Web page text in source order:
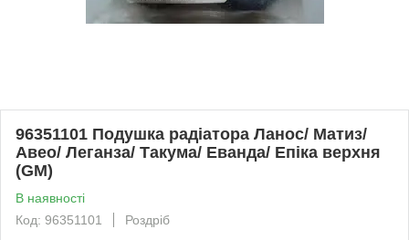
96351101 Подушка радіатора Ланос/ Матиз/
Авео/ Леганза/ Такума/ Еванда/ Епіка верхня
(GM)
В наявності
Код: 96351101
Роздріб